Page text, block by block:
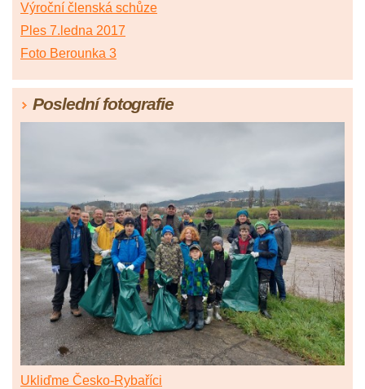
Výroční členská schůze
Ples 7.ledna 2017
Foto Berounka 3
Poslední fotografie
Ukliďme Česko-Rybaříci